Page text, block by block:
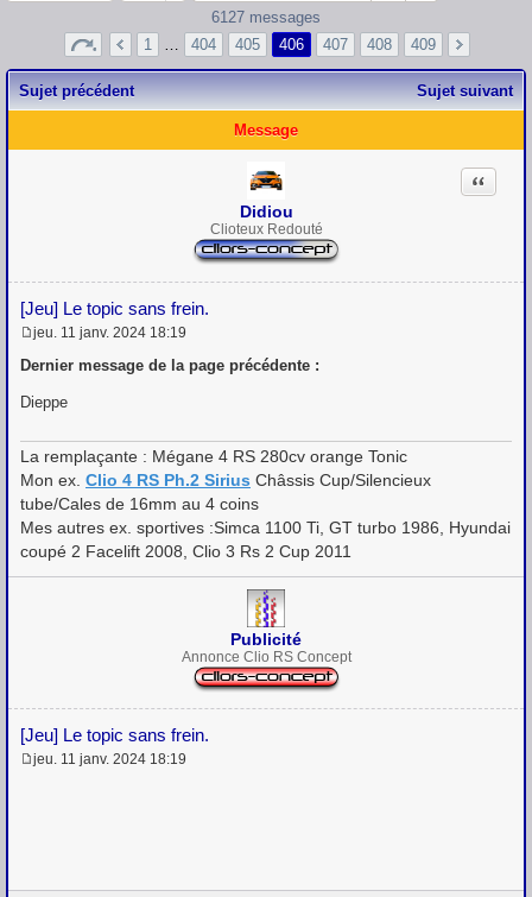
6127 messages
1
404 405 406 407 408 409
Sujet précédent Sujet suivant
Message
Didiou
Clioteux Redouté
[Jeu] Le topic sans frein.
Citation
e
s
a
e
jeu. 11 janv. 2024 18:19
Dernier message de la page précédente :
Dieppe
La remplaçante : Mégane 4 RS 280cv orange Tonic
Mon ex. Clio 4 RS Ph.2 Sirius Châssis Cup/Silencieux
tube/Cales de 16mm au 4 coins
Mes autres ex. sportives :Simca 1100 Ti, GT turbo 1986, Hyundai
coupé 2 Facelift 2008, Clio 3 Rs 2 Cup 2011
Publicité
Annonce Clio RS Concept
[Jeu] Le topic sans frein.
jeu. 11 janv. 2024 18:19